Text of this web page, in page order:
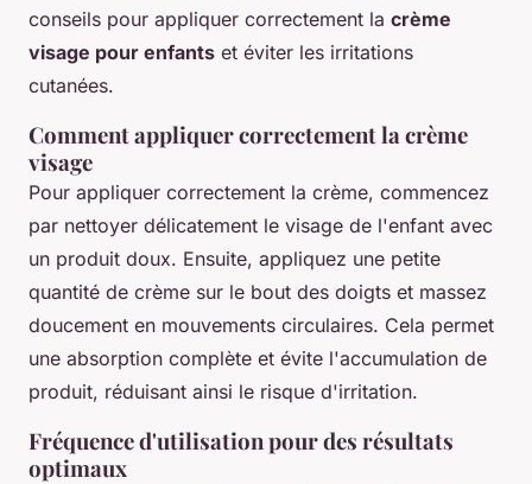
conseils pour appliquer correctement la crème
visage pour enfants et éviter les irritations
cutanées.
Comment appliquer correctement la crème
visage
Pour appliquer correctement la crème, commencez
par nettoyer délicatement le visage de l'enfant avec
un produit doux. Ensuite, appliquez une petite
quantité de crème sur le bout des doigts et massez
doucement en mouvements circulaires. Cela permet
une absorption complète et évite l'accumulation de
produit, réduisant ainsi le risque d'irritation.
Fréquence d'utilisation pour des résultats
optimaux